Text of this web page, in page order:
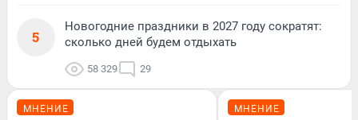
5
Новогодние праздники в 2027 году сократят:
сколько дней будем отдыхать
58 329 29
МНЕНИЕ МНЕНИЕ